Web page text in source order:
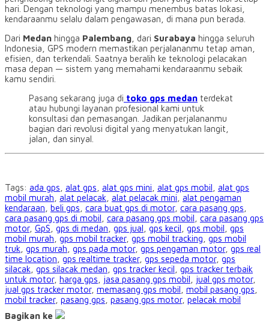
hari. Dengan teknologi yang mampu menembus batas lokasi,
kendaraanmu selalu dalam pengawasan, di mana pun berada.
Dari Medan hingga Palembang, dari Surabaya hingga seluruh
Indonesia, GPS modern memastikan perjalananmu tetap aman,
efisien, dan terkendali. Saatnya beralih ke teknologi pelacakan
masa depan — sistem yang memahami kendaraanmu sebaik
kamu sendiri.
Pasang sekarang juga di toko gps medan terdekat
atau hubungi layanan profesional kami untuk
konsultasi dan pemasangan. Jadikan perjalananmu
bagian dari revolusi digital yang menyatukan langit,
jalan, dan sinyal.
Tags: ada gps, alat gps, alat gps mini, alat gps mobil, alat gps
mobil murah, alat pelacak, alat pelacak mini, alat pengaman
kendaraan, beli gps, cara buat gps di motor, cara pasang gps,
cara pasang gps di mobil, cara pasang gps mobil, cara pasang gps
motor, GpS, gps di medan, gps jual, gps kecil, gps mobil, gps
mobil murah, gps mobil tracker, gps mobil tracking, gps mobil
truk, gps murah, gps pada motor, gps pengaman motor, gps real
time location, gps realtime tracker, gps sepeda motor, gps
silacak, gps silacak medan, gps tracker kecil, gps tracker terbaik
untuk motor, harga gps, jasa pasang gps mobil, jual gps motor,
jual gps tracker motor, memasang gps mobil, mobil pasang gps,
mobil tracker, pasang gps, pasang gps motor, pelacak mobil
Bagikan ke